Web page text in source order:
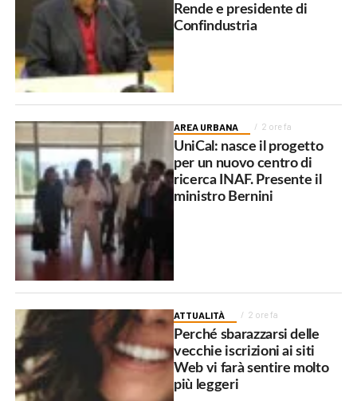
Rende e presidente di
Confindustria
AREA URBANA 2 ore fa
UniCal: nasce il progetto
per un nuovo centro di
ricerca INAF. Presente il
ministro Bernini
ATTUALITÀ 2 ore fa
Perché sbarazzarsi delle
vecchie iscrizioni ai siti
Web vi farà sentire molto
più leggeri